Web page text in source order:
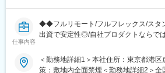
りがいです。
・入社2週間～1カ月 ： 先輩社員に同
す。「会話のコツ」や「商品のご案内
・入社1カ月以降 ： 慣れてきたら独り
ンに訪問します。
仕事内容
◆◆フルリモート/フルフレックス/スタ
出資で安定性◎/自社プロダクトならで
■概要 ～地方在住者・育児中の社員も
ファーマシフトでは、LINEを活用した
＜勤務地詳細1＞本社住所：東京都港
策：敷地内全面禁煙＜勤務地詳細2＞全